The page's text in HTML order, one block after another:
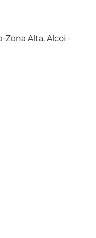
Zona Alta, Alcoi -